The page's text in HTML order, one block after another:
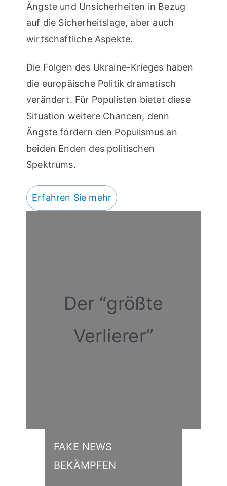
Ängste und Unsicherheiten in Bezug
auf die Sicherheitslage, aber auch
wirtschaftliche Aspekte.
Die Folgen des Ukraine-Krieges haben
die europäische Politik dramatisch
verändert. Für Populisten bietet diese
Situation weitere Chancen, denn
Ängste fördern den Populismus an
beiden Enden des politischen
Spektrums.
Erfahren Sie mehr
Der “größte
Verlierer”
FAKE NEWS
BEKÄMPFEN